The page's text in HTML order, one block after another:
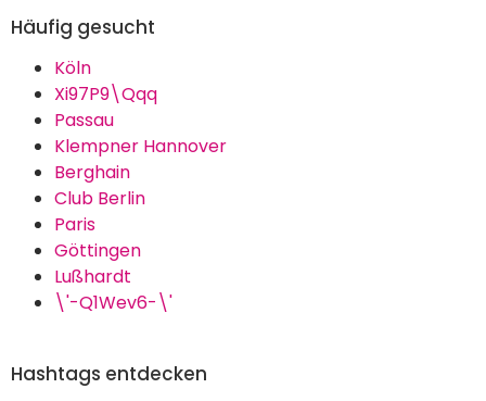
Häufig gesucht
Köln
Xi97P9\Qqq
Passau
Klempner Hannover
Berghain
Club Berlin
Paris
Göttingen
Lußhardt
\'-Q1Wev6-\'
Hashtags entdecken